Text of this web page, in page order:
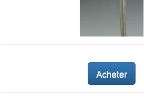
Acheter